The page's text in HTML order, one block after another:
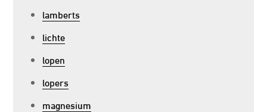
lamberts
lichte
lopen
lopers
magnesium